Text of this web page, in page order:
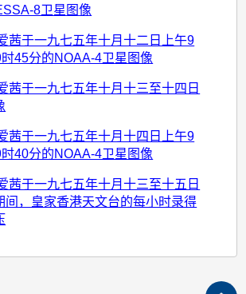
8卫星图像
茜于一九七五年十月十二日上午9
45分的NOAA-4卫星图像
茜于一九七五年十月十三至十四日
茜于一九七五年十月十四日上午9
40分的NOAA-4卫星图像
茜于一九七五年十月十三至十五日
间，皇家香港天文台的每小时录得